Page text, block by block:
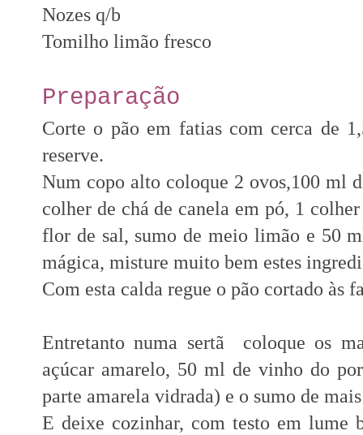
Nozes q/b
Tomilho limão fresco
Preparação
Corte o pão em fatias com cerca de
reserve.
Num copo alto coloque 2 ovos,100 ml
colher de chá de canela em pó, 1
flor de sal, sumo de meio limão e 50
mágica, misture muito bem estes
Com esta calda regue o pão cortado às
Entretanto numa sertã coloque os
açúcar amarelo, 50 ml de vinho do
parte amarela vidrada) e o sumo de
E deixe cozinhar, com testo em lume